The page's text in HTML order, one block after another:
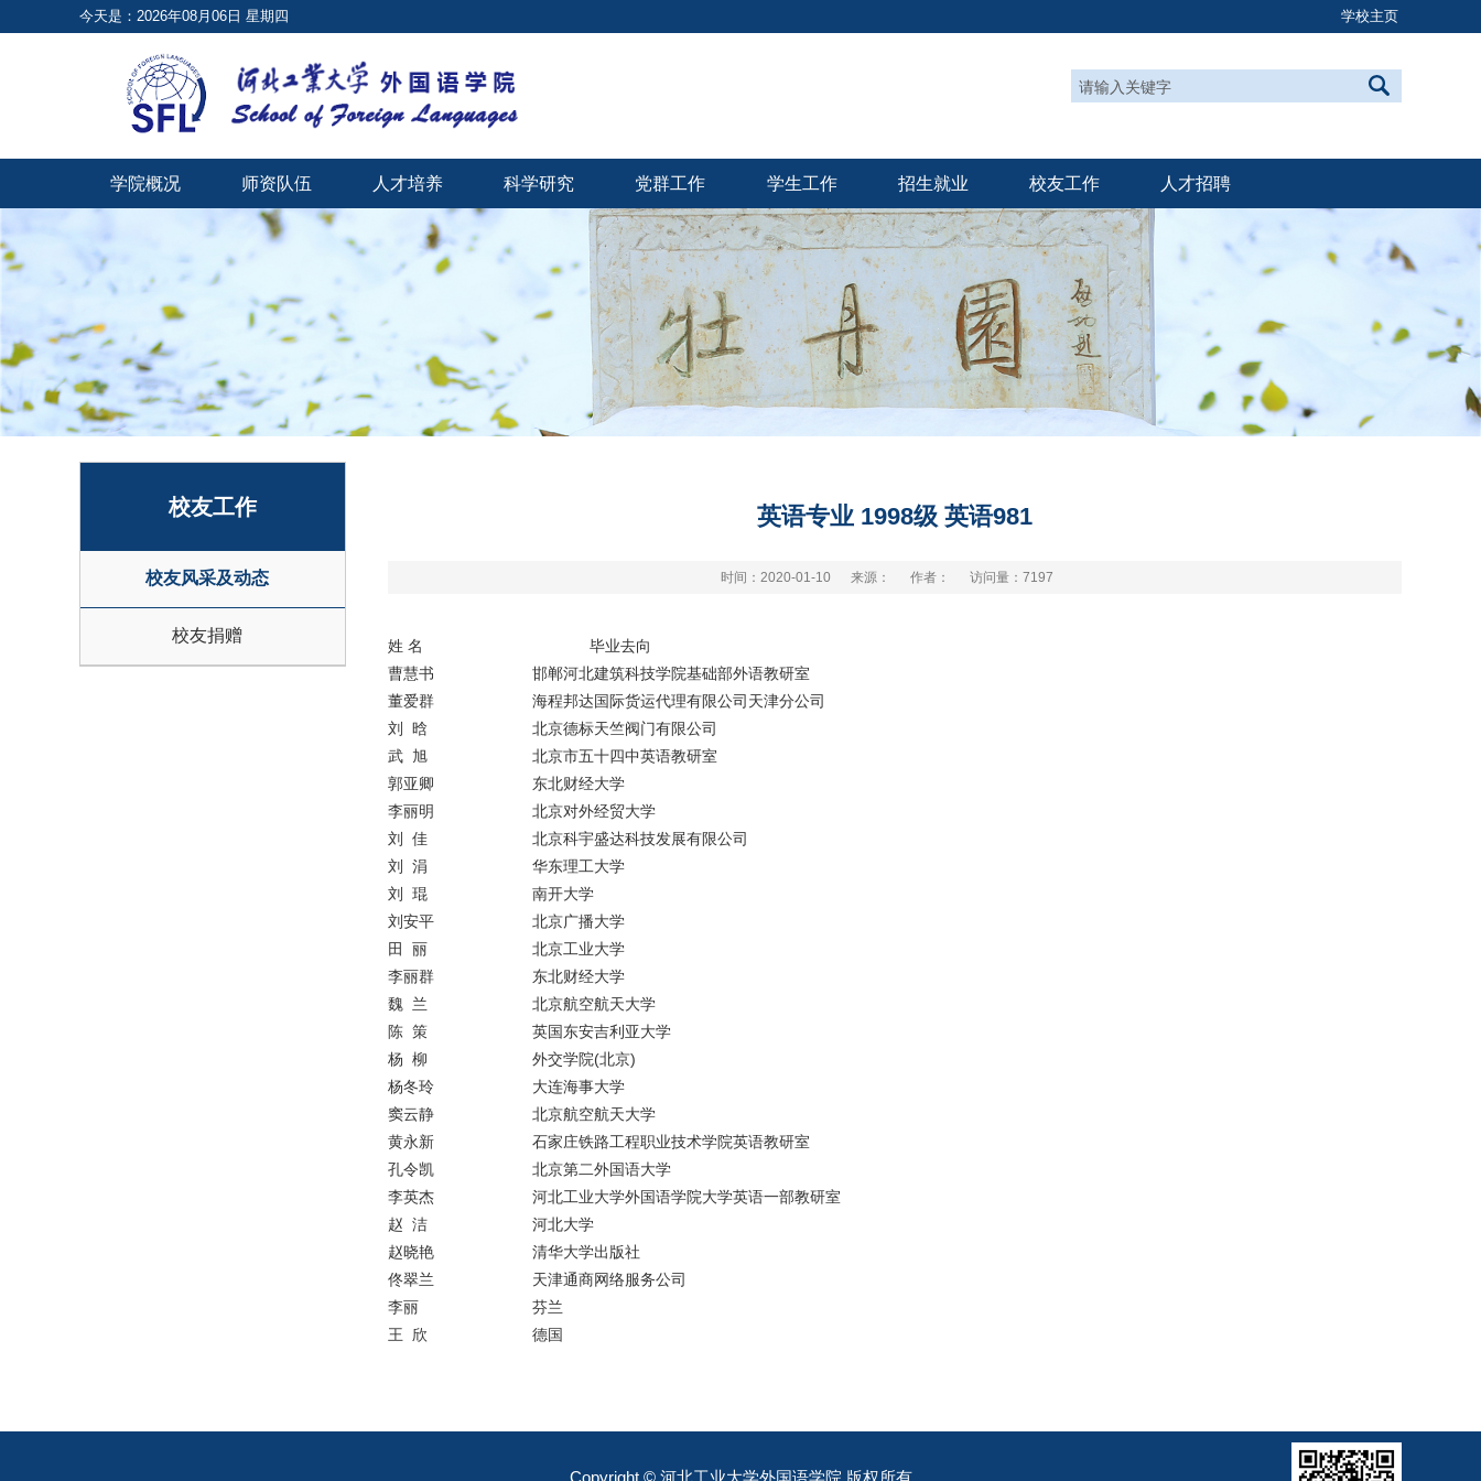
今天是：2026年08月06日 星期四 学校主页
学院概况 师资队伍 人才培养 科学研究 党群工作 学生工作 招生就业 校友工作 人才招聘
校友工作
校友风采及动态
校友捐赠
英语专业 1998级 英语981
时间：2020-01-10 来源： 作者： 访问量： 7197
姓 名
毕业去向
曹慧书
邯郸河北建筑科技学院基础部外语教研室
董爱群
海程邦达国际货运代理有限公司天津分公司
刘 晗
北京德标天竺阀门有限公司
武 旭
北京市五十四中英语教研室
郭亚卿
东北财经大学
李丽明
北京对外经贸大学
刘 佳
北京科宇盛达科技发展有限公司
刘 涓
华东理工大学
刘 琨
南开大学
刘安平
北京广播大学
田 丽
北京工业大学
李丽群
东北财经大学
魏 兰
北京航空航天大学
陈 策
英国东安吉利亚大学
杨 柳
外交学院(北京)
杨冬玲
大连海事大学
窦云静
北京航空航天大学
黄永新
石家庄铁路工程职业技术学院英语教研室
孔令凯
北京第二外国语大学
李英杰
河北工业大学外国语学院大学英语一部教研室
赵 洁
河北大学
赵晓艳
清华大学出版社
佟翠兰
天津通商网络服务公司
李丽
芬兰
王 欣
德国
Copyright © 河北工业大学外国语学院 版权所有